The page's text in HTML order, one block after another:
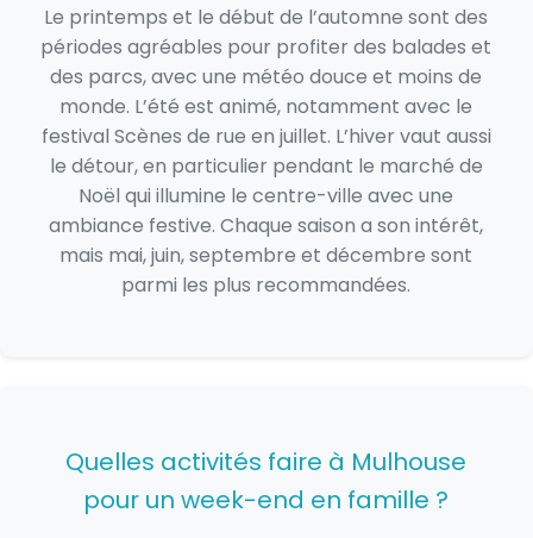
Le printemps et le début de l’automne sont des
périodes agréables pour profiter des balades et
des parcs, avec une météo douce et moins de
monde. L’été est animé, notamment avec le
festival Scènes de rue en juillet. L’hiver vaut aussi
le détour, en particulier pendant le marché de
Noël qui illumine le centre-ville avec une
ambiance festive. Chaque saison a son intérêt,
mais mai, juin, septembre et décembre sont
parmi les plus recommandées.
Quelles activités faire à Mulhouse
pour un week-end en famille ?